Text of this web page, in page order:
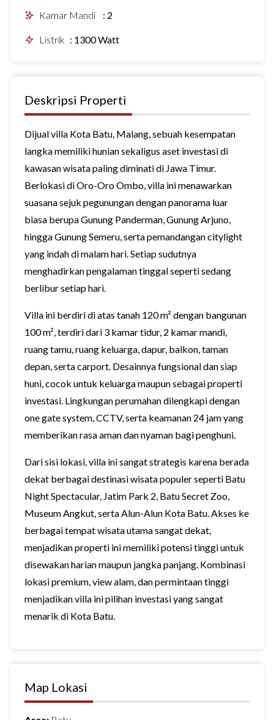
Kamar Mandi : 2
Listrik : 1300 Watt
Deskripsi Properti
Dijual villa Kota Batu, Malang, sebuah kesempatan
langka memiliki hunian sekaligus aset investasi di
kawasan wisata paling diminati di Jawa Timur.
Berlokasi di Oro-Oro Ombo, villa ini menawarkan
suasana sejuk pegunungan dengan panorama luar
biasa berupa Gunung Panderman, Gunung Arjuno,
hingga Gunung Semeru, serta pemandangan citylight
yang indah di malam hari. Setiap sudutnya
menghadirkan pengalaman tinggal seperti sedang
berlibur setiap hari.
Villa ini berdiri di atas tanah 120 m² dengan bangunan
100 m², terdiri dari 3 kamar tidur, 2 kamar mandi,
ruang tamu, ruang keluarga, dapur, balkon, taman
depan, serta carport. Desainnya fungsional dan siap
huni, cocok untuk keluarga maupun sebagai properti
investasi. Lingkungan perumahan dilengkapi dengan
one gate system, CCTV, serta keamanan 24 jam yang
memberikan rasa aman dan nyaman bagi penghuni.
Dari sisi lokasi, villa ini sangat strategis karena berada
dekat berbagai destinasi wisata populer seperti Batu
Night Spectacular, Jatim Park 2, Batu Secret Zoo,
Museum Angkut, serta Alun-Alun Kota Batu. Akses ke
berbagai tempat wisata utama sangat dekat,
menjadikan properti ini memiliki potensi tinggi untuk
disewakan harian maupun jangka panjang. Kombinasi
lokasi premium, view alam, dan permintaan tinggi
menjadikan villa ini pilihan investasi yang sangat
menarik di Kota Batu.
Map Lokasi